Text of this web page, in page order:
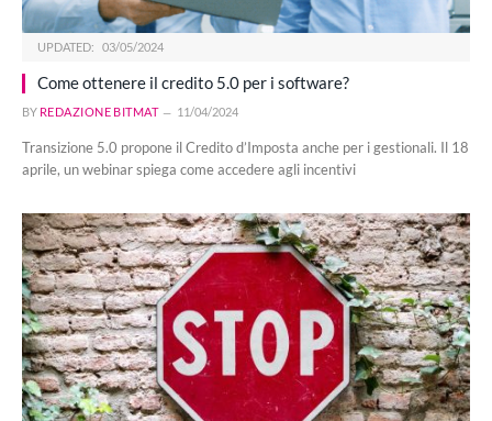
UPDATED: 03/05/2024
Come ottenere il credito 5.0 per i software?
BY REDAZIONE BITMAT 11/04/2024
Transizione 5.0 propone il Credito d’Imposta anche per i gestionali. Il 18
aprile, un webinar spiega come accedere agli incentivi